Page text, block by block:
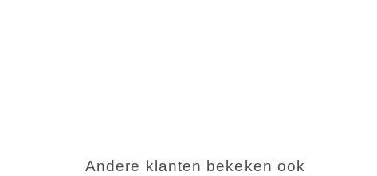
Andere klanten bekeken ook